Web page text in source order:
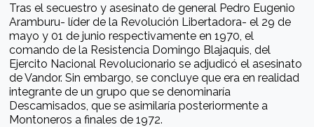
Tras el secuestro y asesinato de general Pedro Eugenio
Aramburu- líder de la Revolución Libertadora- el 29 de
mayo y 01 de junio respectivamente en 1970, el
comando de la Resistencia Domingo Blajaquis, del
Ejercito Nacional Revolucionario se adjudicó el asesinato
de Vandor. Sin embargo, se concluye que era en realidad
integrante de un grupo que se denominaría
Descamisados, que se asimilaría posteriormente a
Montoneros a finales de 1972.